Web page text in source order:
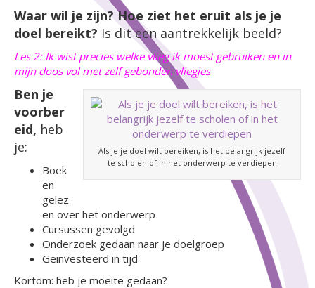
Waar wil je zijn? Hoe ziet het eruit als je je
doel bereikt? Is dit een aantrekkelijk beeld?
Les 2: Ik wist precies welke vlieg ik moest gebruiken en in
mijn doos vol met zelf gebonden vliegjes
Als je je doel wilt bereiken, is het belangrijk jezelf
te scholen of in het onderwerp te verdiepen
Ben je
voorber
eid, heb
je:
Boek
en
gelez
en over het onderwerp
Cursussen gevolgd
Onderzoek gedaan naar je doelgroep
Geinvesteerd in tijd
Kortom: heb je moeite gedaan?